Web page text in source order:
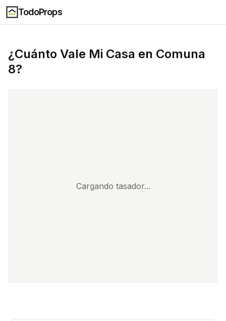
TodoProps
¿Cuánto Vale Mi Casa en Comuna
8?
Cargando tasador...